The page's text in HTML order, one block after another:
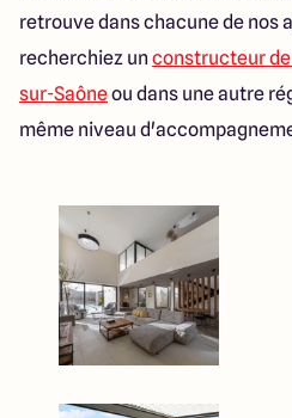
retrouve dans chacune de nos
recherchiez un constructeur
sur-Saôneou dans une autre
même niveau